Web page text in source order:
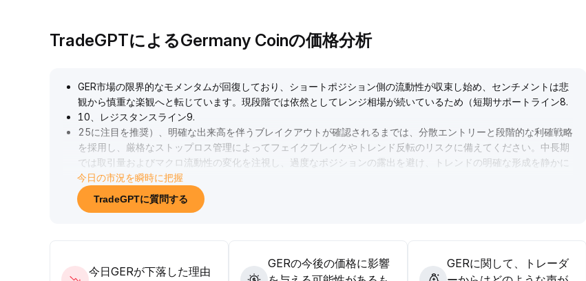
TradeGPTによるGermany Coinの価格分析
GER市場の限界的なモメンタムが回復しており、ショートポジション側の流動性が収束し始め、センチメントは悲
観から慎重な楽観へと転じています。現段階では依然としてレンジ相場が続いているため（短期サポートライン8.
10、レジスタンスライン9.
25に注目を推奨）、明確な出来高を伴うブレイクアウトが確認されるまでは、分散エントリーと段階的な利確戦略
を採用し、厳格なストップロス管理によってフェイクブレイクやトレンド反転のリスクに備えてください。中長期
では取引量およびマクロ流動性の変化を注視し、過度なポジションの露出を避け、トレンドの明確な形成を静かに
待ちましょう。.
今日の市況を瞬時に把握
TradeGPTに質問する
今日GERが下落した理由
GERの今後の価格に影響
GERに関して、トレーダ